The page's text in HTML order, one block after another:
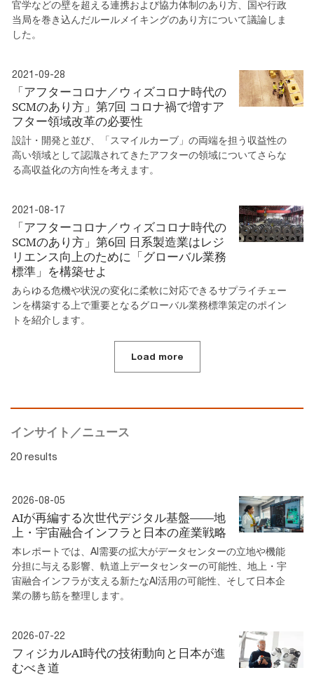
官学などの壁を超える連携および協力体制のあり方、国や行政
当局を巻き込んだルールメイキングのあり方について議論しま
した。
2021-09-28
「アフターコロナ／ウィズコロナ時代の
SCMのあり方」第7回 コロナ禍で増すア
フター領域改革の必要性
設計・開発と並び、「スマイルカーブ」の両端を担う収益性の
高い領域として認識されてきたアフターの領域についてさらな
る高収益化の方向性を考えます。
2021-08-17
「アフターコロナ／ウィズコロナ時代の
SCMのあり方」第6回 日系製造業はレジ
リエンス向上のために「グローバル業務
標準」を構築せよ
あらゆる危機や状況の変化に柔軟に対応できるサプライチェー
ンを構築する上で重要となるグローバル業務標準策定のポイン
トを紹介します。
Load more
インサイト／ニュース
20 results
2026-08-05
AIが再編する次世代デジタル基盤――地
上・宇宙融合インフラと日本の産業戦略
本レポートでは、AI需要の拡大がデータセンターの立地や機能
分担に与える影響、軌道上データセンターの可能性、地上・宇
宙融合インフラが支える新たなAI活用の可能性、そして日本企
業の勝ち筋を整理します。
2026-07-22
フィジカルAI時代の技術動向と日本が進
むべき道